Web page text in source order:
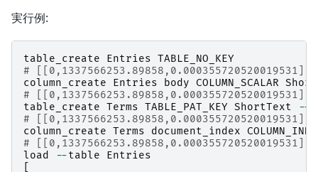
実行例:
table_create Entries TABLE_NO_KEY
#
column_create
Entries body COLUMN_SCALAR
#
table_create Terms TABLE_PAT_KEY ShortText --
#
column_create Terms document_index
#
load
-- table
Entries